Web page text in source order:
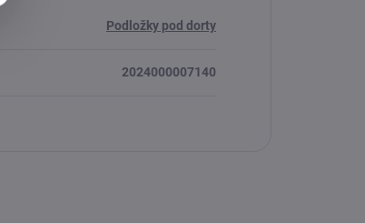
Podložky pod dorty
2024000007140